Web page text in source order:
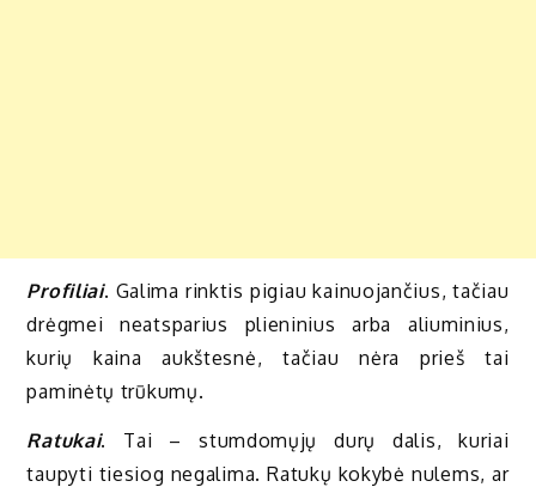
Profiliai. Galima rinktis pigiau kainuojančius, tačiau
drėgmei neatsparius plieninius arba aliuminius,
kurių kaina aukštesnė, tačiau nėra prieš tai
paminėtų trūkumų.
Ratukai. Tai – stumdomųjų durų dalis, kuriai
taupyti tiesiog negalima. Ratukų kokybė nulems, ar